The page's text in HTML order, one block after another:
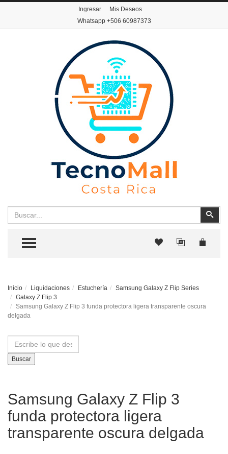
Ingresar
Mis Deseos
Whatsapp+506 60987373
TOGGLE MENU
Inicio Liquidaciones Estuchería
Samsung Galaxy Z Flip Series
Galaxy Z Flip 3
Samsung Galaxy Z Flip 3 funda protectora ligera transparente oscura
delgada
Buscar
Samsung Galaxy Z Flip 3
funda protectora ligera
transparente oscura delgada